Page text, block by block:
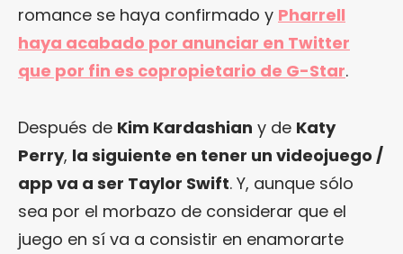
romance se haya confirmado y Pharrell
haya acabado por anunciar en Twitter
que por fin es copropietario de G-Star.
Después de Kim Kardashian y de Katy
Perry, la siguiente en tener un videojuego /
app va a ser Taylor Swift. Y, aunque sólo
sea por el morbazo de considerar que el
juego en sí va a consistir en enamorarte